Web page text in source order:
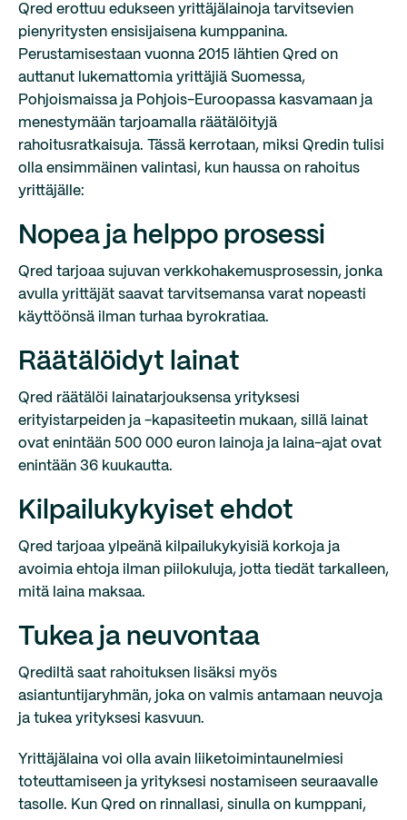
Qred erottuu edukseen yrittäjälainoja tarvitsevien
pienyritysten ensisijaisena kumppanina.
Perustamisestaan vuonna 2015 lähtien Qred on
auttanut lukemattomia yrittäjiä Suomessa,
Pohjoismaissa ja Pohjois-Euroopassa kasvamaan ja
menestymään tarjoamalla räätälöityjä
rahoitusratkaisuja. Tässä kerrotaan, miksi Qredin tulisi
olla ensimmäinen valintasi, kun haussa on rahoitus
yrittäjälle:
Nopea ja helppo prosessi
Qred tarjoaa sujuvan verkkohakemusprosessin, jonka
avulla yrittäjät saavat tarvitsemansa varat nopeasti
käyttöönsä ilman turhaa byrokratiaa.
Räätälöidyt lainat
Qred räätälöi lainatarjouksensa yrityksesi
erityistarpeiden ja -kapasiteetin mukaan, sillä lainat
ovat enintään 500 000 euron lainoja ja laina-ajat ovat
enintään 36 kuukautta.
Kilpailukykyiset ehdot
Qred tarjoaa ylpeänä kilpailukykyisiä korkoja ja
avoimia ehtoja ilman piilokuluja, jotta tiedät tarkalleen,
mitä laina maksaa.
Tukea ja neuvontaa
Qrediltä saat rahoituksen lisäksi myös
asiantuntijaryhmän, joka on valmis antamaan neuvoja
ja tukea yrityksesi kasvuun.
Yrittäjälaina voi olla avain liiketoimintaunelmiesi
toteuttamiseen ja yrityksesi nostamiseen seuraavalle
tasolle. Kun Qred on rinnallasi, sinulla on kumppani,